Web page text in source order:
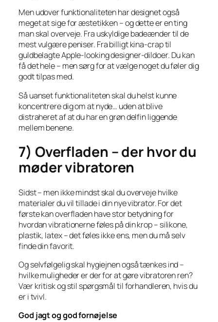
Men udover funktionaliteten har designet også
meget at sige for æstetikken – og dette er en ting
man skal overveje. Fra uskyldige badeænder til de
mest vulgære peniser. Fra billigt kina-crap til
guldbelagte Apple-looking designer-dildoer. Du kan
få det hele – men sørg for at vælge noget du føler dig
godt tilpas med.
Så uanset funktionaliteten skal du helst kunne
koncentrere dig om at nyde… uden at blive
distraheret af at du har en grøn delfin liggende
mellem benene.
7) Overfladen – der hvor du
møder vibratoren
Sidst – men ikke mindst skal du overveje hvilke
materialer du vil tillade i din nye vibrator. For det
første kan overfladen have stor betydning for
hvordan vibrationerne føles på din krop – silikone,
plastik, latex – det føles ikke ens, men du må selv
finde din favorit.
Og selvfølgelig skal hygiejnen også tænkes ind –
hvilke muligheder er der for at gøre vibratoren ren?
Vær kritisk og stil spørgsmål til forhandleren, hvis du
er i tvivl.
God jagt og god fornøjelse